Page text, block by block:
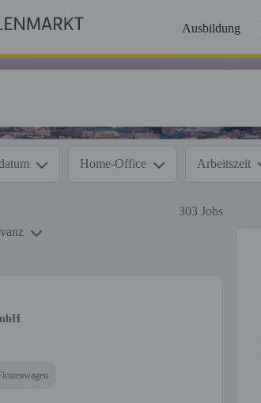
Ausbildung
Home-Office Arbeitszeit
303 Jobs